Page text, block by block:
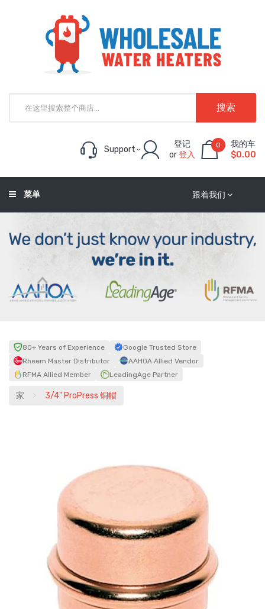
搜索
Support
登记
or登入
0
我的车
$0.00
跟着我们
菜单
80+ Years of Experience
Google Trusted Store
Rheem Master Distributor
AAHOA Allied Vendor
RFMA Allied Member
LeadingAge Partner
家 3/4" ProPress 铜帽